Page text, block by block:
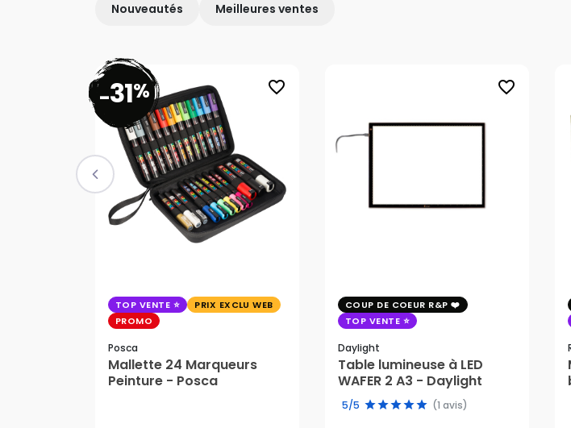
Nouveautés Meilleures ventes
favorite_border
-31%
TOP VENTE
PRIX EXCLU WEB
PROMO
Posca
Mallette 24 Marqueurs
Peinture - Posca
144,00 €
favorite_border
COUP DE COEUR R&P
TOP VENTE
Daylight
Table lumineuse à LED
WAFER 2 A3 - Daylight
5/5 (1 avis)
75,05 €